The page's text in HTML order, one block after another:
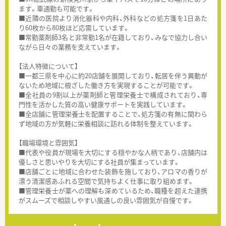
ます。車通勤も可能です。
■近隣の医院より消化器科や内科、外科などの処方箋を1日あた
り60枚から80枚ほど応需しています。
■常勤薬剤師3名と非常勤1名が在籍しており、みなで協力し合い
ながら日々の業務を支えています。
【法人特徴について】
■一都三県を中心に約20店舗を展開しており、転居を伴う異動が
ないため地域に根ざした働き方を実現することが可能です。
■全社員の9割以上が薬剤師と管理栄養士で構成されており、専
門性を活かした質の高い健康サポートを実践しています。
■全店舗に管理栄養士を配置することで、処方箋の有無に関わら
ず地域の方が気軽に栄養相談に訪れる体制を整えています。
【職場環境と雰囲気】
■代表や役員が現場を大切にする穏やかな人柄であり、店舗内は
優しさと思いやりを大切にする社員が集まっています。
■店舗ごとに地域に合わせた装飾を施しており、アロマの香りが
漂う清潔感あふれる空間で気持ちよく仕事に取り組めます。
■管理栄養士が薬への理解も深めているため、職種を超えた連携
がスムーズで相談しやすい風通しの良い雰囲気が自慢です。